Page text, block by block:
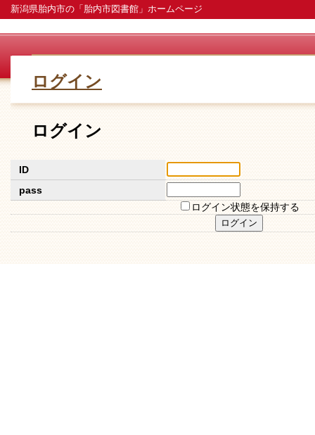
新潟県胎内市の「胎内市図書館」ホームページ
ログイン
ログイン
ID
pass
ログイン状態を保持する